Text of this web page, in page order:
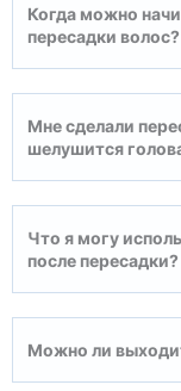
Когда можно
пересадки волос?
Мне сделали
шелушится
Что я могу
после пересадки?
Можно ли